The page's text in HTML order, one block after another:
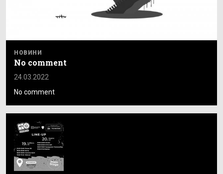
НОВИНИ
No comment
24.03.2022
No comment